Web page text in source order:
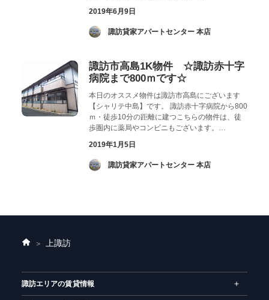
2019年6月9日
­ 諏訪貸家アパートセンター 本店
諏訪市高島1K物件 ☆諏訪赤十字
病院まで800ｍです☆
本日のオススメ物件は諏訪市高島にございます
【シャリテ中島】です。 諏訪赤十字病院から800
ｍ・徒歩10分の距離に建つこちらの物件は、徒
歩圏内に薬局やコンビニもございます。…
2019年1月5日
­ 諏訪貸家アパートセンター 本店
ホ
上諏訪
諏訪エリアの賃貸情報